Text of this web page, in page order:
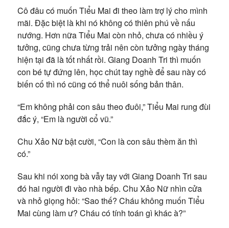
Cô đâu có muốn Tiểu Mai đi theo làm trợ lý cho mình
mãi. Đặc biệt là khi nó không có thiên phú về nấu
nướng. Hơn nữa Tiểu Mai còn nhỏ, chưa có nhiều ý
tưởng, cũng chưa từng trải nên còn tưởng ngày tháng
hiện tại đã là tốt nhất rồi. Giang Doanh Tri thì muốn
con bé tự đứng lên, học chút tay nghề để sau này có
biến cố thì nó cũng có thể nuôi sống bản thân.
“Em không phải con sâu theo đuôi,” Tiểu Mai rung đùi
đắc ý, “Em là người cổ vũ.”
Chu Xảo Nữ bật cười, “Con là con sâu thèm ăn thì
có.”
Sau khi nói xong bà vẫy tay với Giang Doanh Tri sau
đó hai người đi vào nhà bếp. Chu Xảo Nữ nhìn cửa
và nhỏ giọng hỏi: “Sao thế? Cháu không muốn Tiểu
Mai cùng làm ư? Cháu có tính toán gì khác à?”